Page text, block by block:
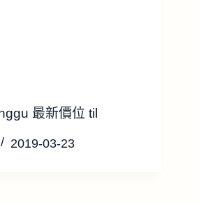
最新價位 til
2019-03-23